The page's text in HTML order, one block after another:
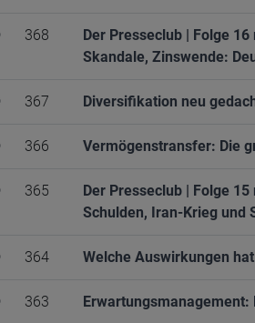
368
Der Presseclub | Folge
Skandale, Zinswende:
367 Diversifikation neu
366 Vermögenstransfer: Die
365
Der Presseclub | Folge
Schulden, Iran-Krieg und
364 Welche Auswirkungen
363